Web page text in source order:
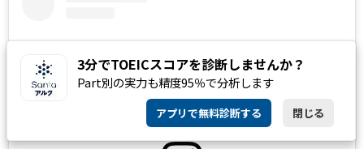
3分でTOEICスコアを診断しませんか？
Part別の実力も精度95％で分析します
アプリで無料診断する 閉じる